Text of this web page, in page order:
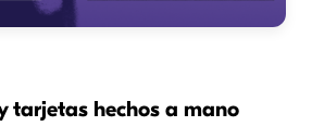
tarjetas hechos a mano